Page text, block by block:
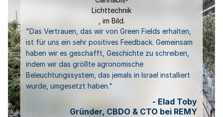
"Das Vertrauen, das wir von Green Fields erhalten,
ist für uns ein sehr positives Feedback. Gemeinsam
haben wir es geschafft, Geschichte zu schreiben,
indem wir das größte agronomische
Beleuchtungssystem, das jemals in Israel installiert
wurde, umgesetzt haben."
- Elad Toby
Gründer, CBDO & CTO bei REMY